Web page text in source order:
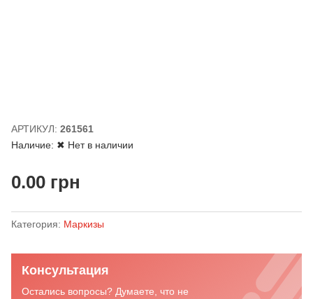
АРТИКУЛ: 261561
Наличие: ✖ Нет в наличии
0.00грн
Категория: Маркизы
Консультация
Остались вопросы? Думаете, что не